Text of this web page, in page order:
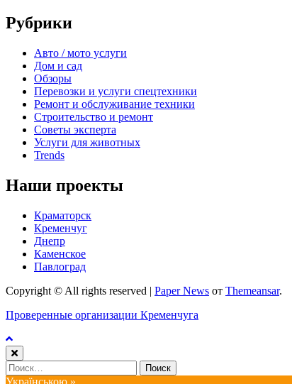
Рубрики
Авто / мото услуги
Дом и сад
Обзоры
Перевозки и услуги спецтехники
Ремонт и обслуживание техники
Строительство и ремонт
Советы эксперта
Услуги для животных
Trends
Наши проекты
Краматорск
Кременчуг
Днепр
Каменское
Павлоград
Copyright © All rights reserved | Paper News от Themeansar.
Проверенные организации Кременчуга
Найти:
Українською »